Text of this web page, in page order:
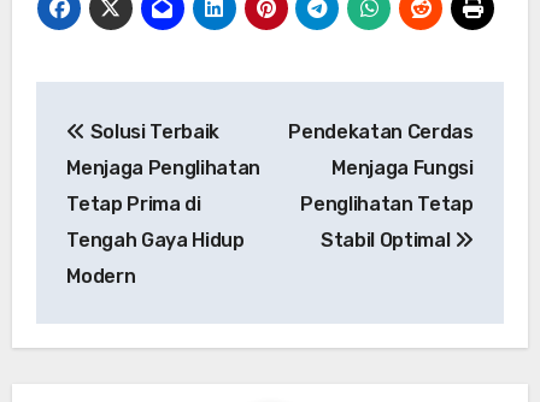
navigation
Solusi Terbaik
Menjaga Penglihatan
Tetap Prima di
Tengah Gaya Hidup
Modern
Pendekatan Cerdas
Menjaga Fungsi
Penglihatan Tetap
Stabil Optimal